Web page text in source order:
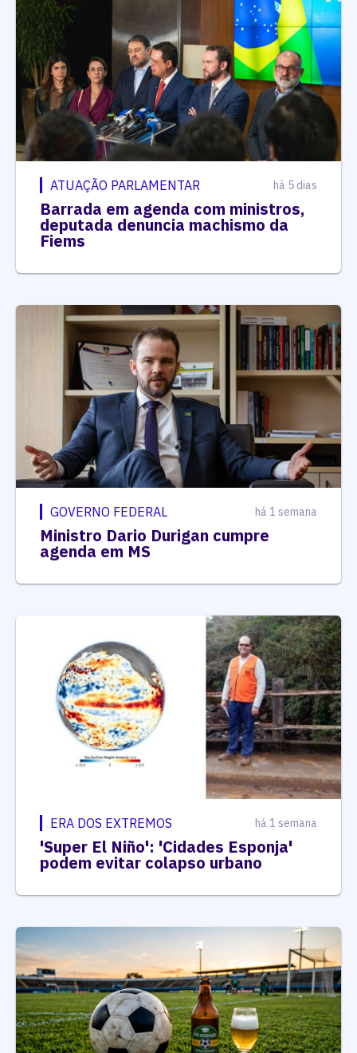
ATUAÇÃO PARLAMENTAR há 5 dias
Barrada em agenda com ministros,
deputada denuncia machismo da
Fiems
GOVERNO FEDERAL há 1 semana
Ministro Dario Durigan cumpre
agenda em MS
ERA DOS EXTREMOS há 1 semana
'Super El Niño': 'Cidades Esponja'
podem evitar colapso urbano